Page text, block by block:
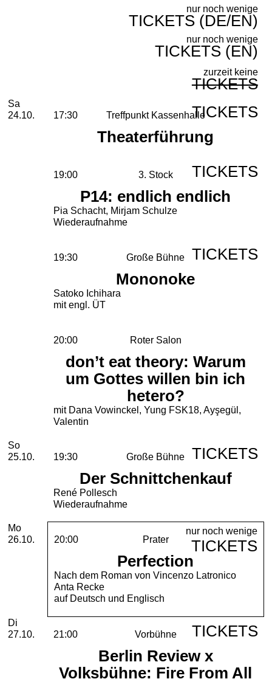
nur noch wenige
TICKETS (DE/EN)
nur noch wenige
TICKETS (EN)
zurzeit keine
TICKETS
Samstag, 24. Oktober 2026
Sa
24.10.
17:30 Treffpunkt Kassenhalle
Theaterführung
TICKETS
19:00 3. Stock
P14: endlich endlich
Pia Schacht, Mirjam Schulze
Wiederaufnahme
TICKETS
19:30 Große Bühne
Mononoke
Satoko Ichihara
mit engl. ÜT
TICKETS
20:00 Roter Salon
don’t eat theory: Warum
um Gottes willen bin ich
hetero?
mit Dana Vowinckel, Yung FSK18, Ayşegül,
Valentin
Sonntag, 25. Oktober 2026
So
25.10.
19:30 Große Bühne
Der Schnittchenkauf
René Pollesch
Wiederaufnahme
TICKETS
Montag, 26. Oktober 2026
Mo
26.10.
20:00 Prater
Perfection
Nach dem Roman von Vincenzo Latronico
Anta Recke
auf Deutsch und Englisch
nur noch wenige
TICKETS
Dienstag, 27. Oktober 2026
Di
27.10.
21:00 Vorbühne
Berlin Review x
Volksbühne: Fire From All
TICKETS